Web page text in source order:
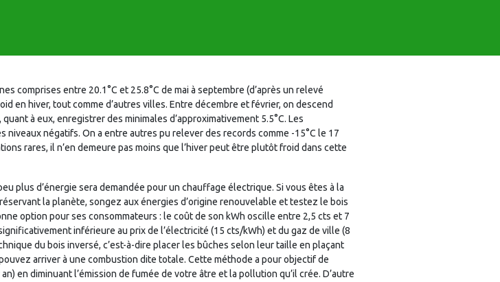
comprises entre 20.1°C et 25.8°C de mai à septembre (d’après un relevé
en hiver, tout comme d’autres villes. Entre décembre et février, on descend
à eux, enregistrer des minimales d’approximativement 5.5°C. Les
négatifs. On a entre autres pu relever des records comme -15°C le 17
rares, il n’en demeure pas moins que l’hiver peut être plutôt froid dans cette
plus d’énergie sera demandée pour un chauffage électrique. Si vous êtes à la
la planète, songez aux énergies d’origine renouvelable et testez le bois
option pour ses consommateurs : le coût de son kWh oscille entre 2,5 cts et 7
inférieure au prix de l’électricité (15 cts/kWh) et du gaz de ville (8
du bois inversé, c’est-à-dire placer les bûches selon leur taille en plaçant
arriver à une combustion dite totale. Cette méthode a pour objectif de
en diminuant l’émission de fumée de votre âtre et la pollution qu’il crée. D’autre